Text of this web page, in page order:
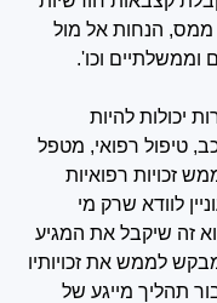
ממס, הנחות אל מול
וממשלתיים וכו'.
יכולות להיות
טיפול רפואי, מטפל
זכויות רפואיות
לוודא שרק מי
זה שיקבל את המגיע
לממש את זכויותיו
תהליך מייגע של